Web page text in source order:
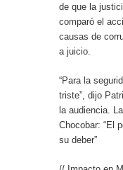
de que la
comparó el
causas de
a juicio.
“Para la
triste”, dijo
la audiencia.
Chocobar: “El
su deber”